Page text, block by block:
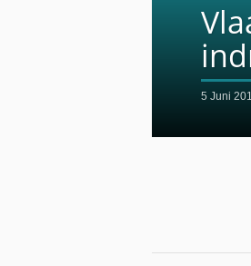
5 Juni